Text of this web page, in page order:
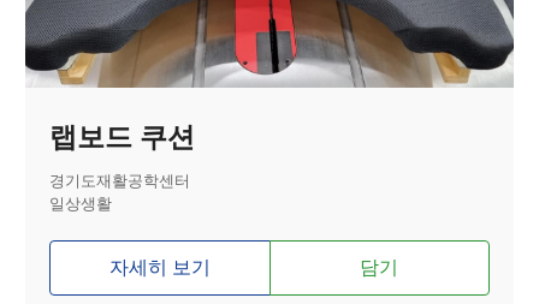
랩보드 쿠션
경기도재활공학센터
일상생활
자세히 보기 담기